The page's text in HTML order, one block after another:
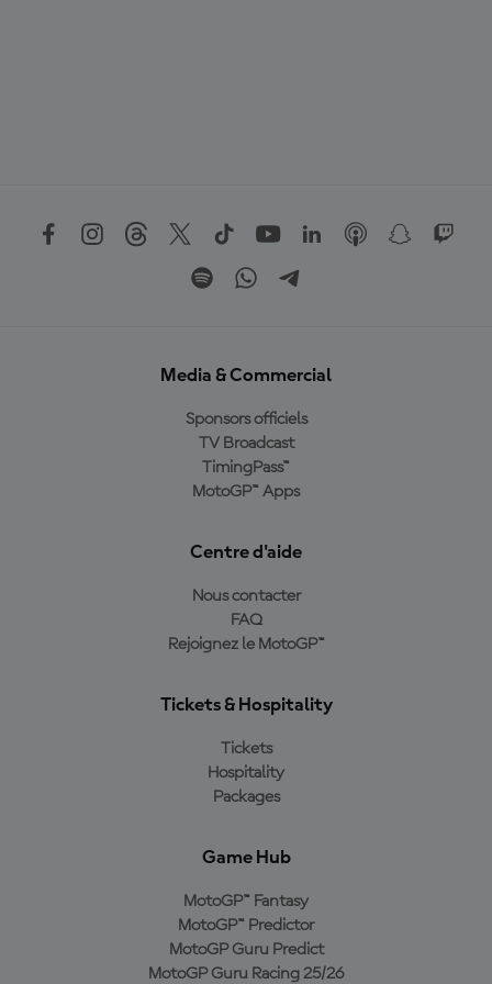
Media & Commercial
Sponsors officiels
TV Broadcast
TimingPass™
MotoGP™ Apps
Centre d'aide
Nous contacter
FAQ
Rejoignez le MotoGP™
Tickets & Hospitality
Tickets
Hospitality
Packages
Game Hub
MotoGP™ Fantasy
MotoGP™ Predictor
MotoGP Guru Predict
MotoGP Guru Racing 25/26